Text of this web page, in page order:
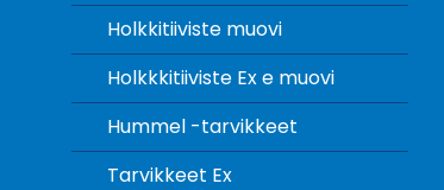
Holkkitiiviste muovi
Holkkkitiiviste Ex e muovi
Hummel -tarvikkeet
Tarvikkeet Ex